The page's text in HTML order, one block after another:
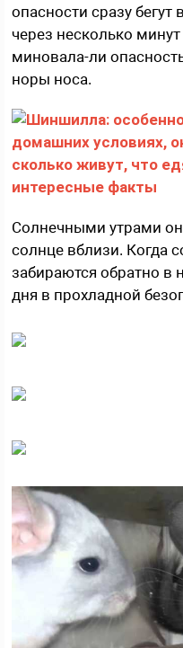
опасности сразу
через несколько
миновала-ли
норы носа.
Солнечными утрами
солнце вблизи. Когда
забираются обратно в
дня в прохладной